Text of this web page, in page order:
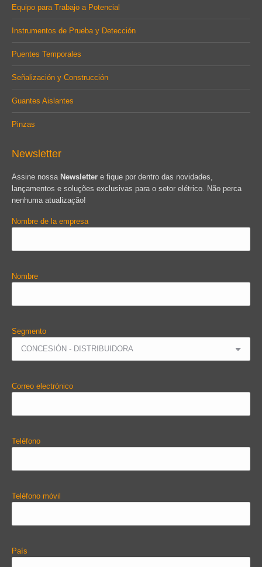
Equipo para Trabajo a Potencial
Instrumentos de Prueba y Detección
Puentes Temporales
Señalización y Construcción
Guantes Aislantes
Pinzas
Newsletter
Assine nossa Newsletter e fique por dentro das novidades,
lançamentos e soluções exclusivas para o setor elétrico. Não perca
nenhuma atualização!
Nombre de la empresa
Nombre
Segmento
Correo electrónico
Teléfono
Teléfono móvil
País